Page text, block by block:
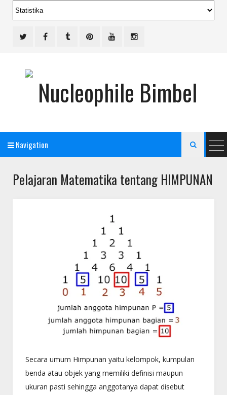
Bimbel Jakarta Timur
Navigation 
Pelajaran Matematika tentang HIMPUNAN
Secara umum Himpunan yaitu kelompok, kumpulan
benda atau objek yang memiliki definisi maupun
ukuran pasti sehingga anggotanya dapat disebut